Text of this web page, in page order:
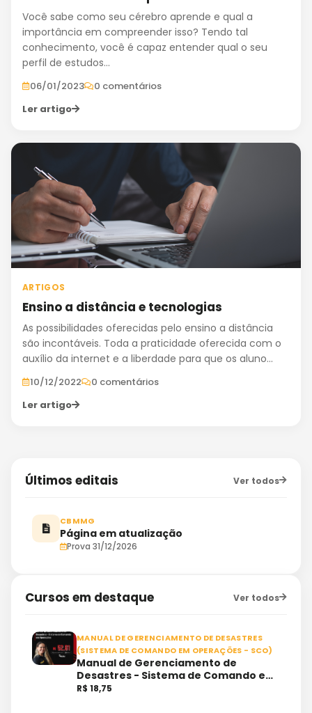
Você sabe como seu cérebro aprende e qual a
importância em compreender isso? Tendo tal
conhecimento, você é capaz entender qual o seu
perfil de estudos...
06/01/2023
0 comentários
Ler artigo
ARTIGOS
Ensino a distância e tecnologias
As possibilidades oferecidas pelo ensino a distância
são incontáveis. Toda a praticidade oferecida com o
auxílio da internet e a liberdade para que os aluno...
10/12/2022
0 comentários
Ler artigo
Últimos editais Ver todos
CBMMG
Página em atualização
Prova 31/12/2026
Cursos em destaque Ver todos
MANUAL DE GERENCIAMENTO DE DESASTRES
(SISTEMA DE COMANDO EM OPERAÇÕES - SCO)
Manual de Gerenciamento de
Desastres - Sistema de Comando em
Operações (SCO)
R$ 18,75